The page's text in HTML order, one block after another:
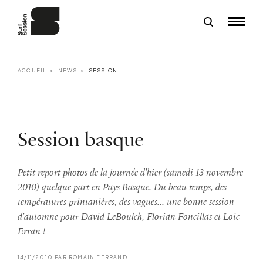
ACCUEIL NEWS SESSION
Session basque
Petit report photos de la journée d'hier (samedi 13 novembre
2010) quelque part en Pays Basque. Du beau temps, des
températures printanières, des vagues... une bonne session
d'automne pour David LeBoulch, Florian Foncillas et Loic
Erran !
14/11/2010 PAR ROMAIN FERRAND